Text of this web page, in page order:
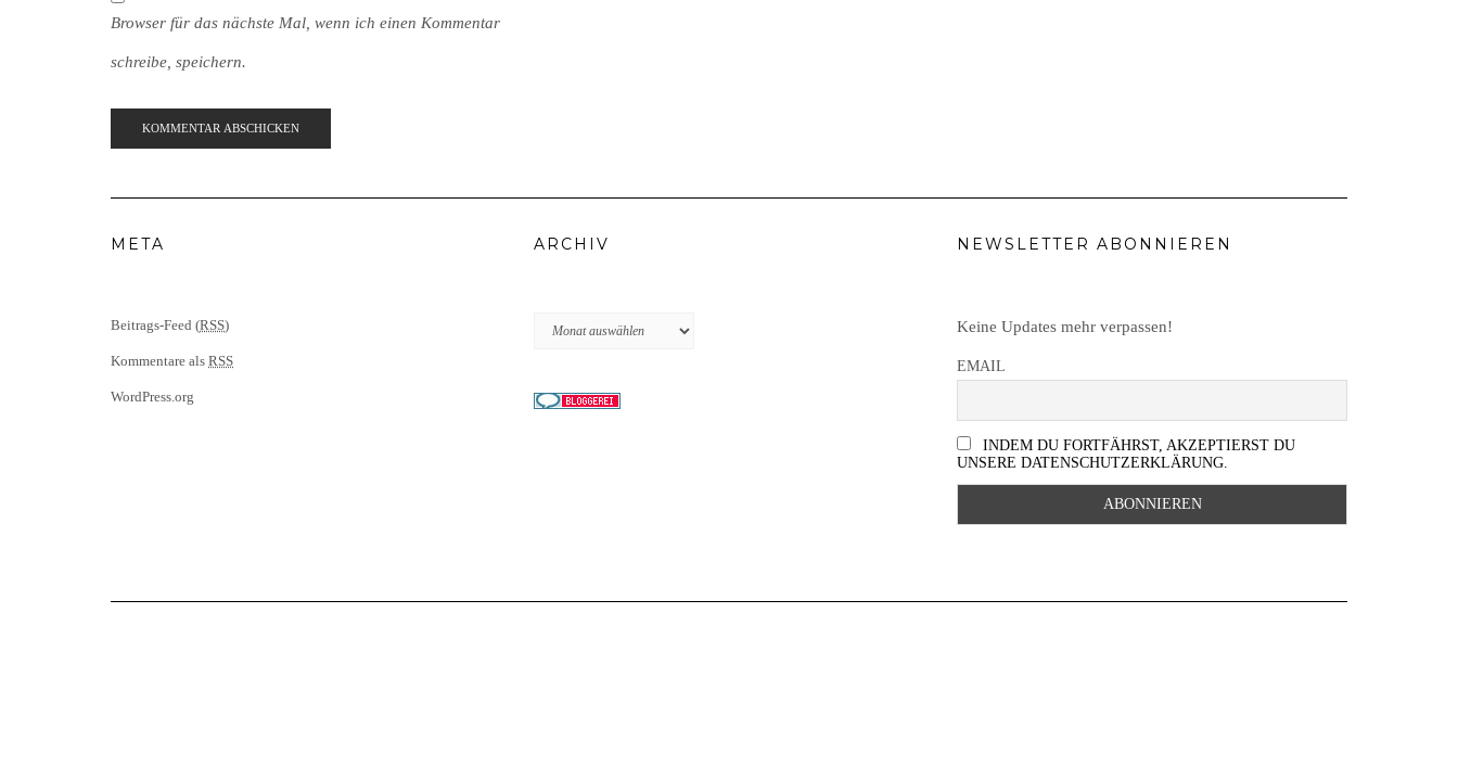
Browser für das nächste Mal, wenn ich einen Kommentar
schreibe, speichern.
META
Beitrags-Feed (RSS)
Kommentare als RSS
WordPress.org
ARCHIV
Archiv
NEWSLETTER ABONNIEREN
Keine Updates mehr verpassen!
EMAIL
INDEM DU FORTFÄHRST, AKZEPTIERST DU
UNSERE DATENSCHUTZERKLÄRUNG.